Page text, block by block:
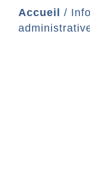
Accueil /